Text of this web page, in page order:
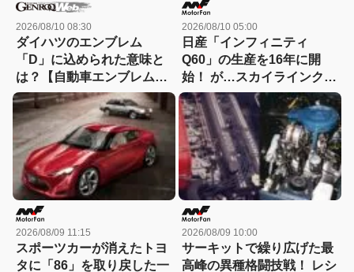
2026/08/10 08:30
ダイハツのエンブレム
「D」に込められた意味と
は？【自動車エンブレム秘
話40：ダイハツ】
2026/08/10 05:00
日産「インフィニティ
Q60」の生産を16年に開
始！ が…スカイラインクー
ペとしての日本導入は見送
り…残念【今日は何の日？
8月10日】
2026/08/09 11:15
スポーツカーが消えたトヨ
タに「86」を取り戻した一
2026/08/09 10:00
サーキットで繰り広げた最
高峰の異種格闘技戦！ レシ